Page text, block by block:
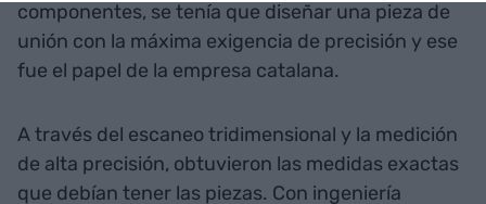
componentes, se tenía que diseñar una pieza de
unión con la máxima exigencia de precisión y ese
fue el papel de la empresa catalana.
A través del escaneo tridimensional y la medición
de alta precisión, obtuvieron las medidas exactas
que debían tener las piezas. Con ingeniería